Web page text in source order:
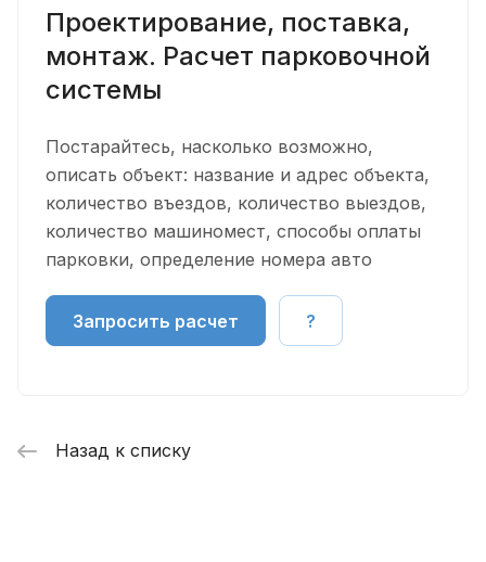
Проектирование, поставка,
монтаж. Расчет парковочной
системы
Постарайтесь, насколько возможно,
описать объект: название и адрес объекта,
количество въездов, количество выездов,
количество машиномест, способы оплаты
парковки, определение номера авто
Запросить расчет ?
Назад к списку